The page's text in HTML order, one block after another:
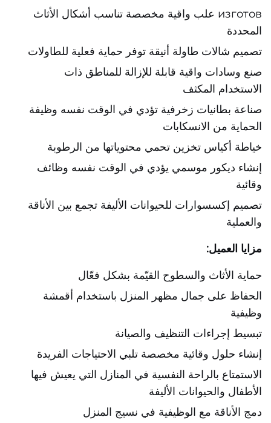
изготов علب واقية مخصصة تناسب أشكال الأثاث
المحددة
تصميم شالات طاولة أنيقة توفر حماية فعلية للطاولات
صنع وسادات واقية قابلة للإزالة للمناطق ذات
الاستخدام المكثف
صناعة بطانيات زخرفية تؤدي في الوقت نفسه وظيفة
الحماية من الانسكابات
خياطة أكياس تخزين تحمي محتوياتها من الرطوبة
إنشاء ديكور موسمي يؤدي في الوقت نفسه وظائف
وقائية
تصميم إكسسوارات للحيوانات الأليفة تجمع بين الأناقة
والعملية
مزايا العميل:
حماية الأثاث والسطوح القيّمة بشكل فعّال
الحفاظ على جمال مظهر المنزل باستخدام أقمشة
وظيفية
تبسيط إجراءات التنظيف والصيانة
إنشاء حلول وقائية مخصصة تلبي الاحتياجات الفريدة
الاستمتاع بالراحة النفسية في المنازل التي يعيش فيها
الأطفال والحيوانات الأليفة
دمج الأناقة مع الوظيفية في نسيج المنزل